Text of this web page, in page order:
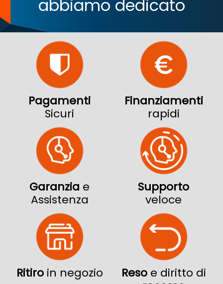
abbiamo dedicato
Pagamenti
Sicuri
Finanziamenti
rapidi
Garanzia e
Assistenza
Supporto
veloce
Ritiro in negozio Resoe diritto di